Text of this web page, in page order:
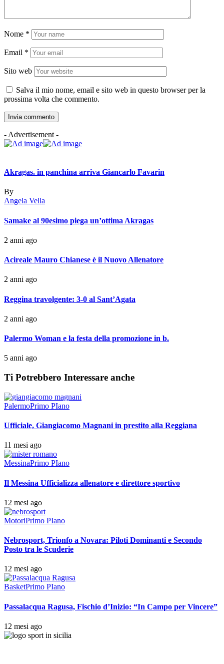
Nome *
Email *
Sito web
Salva il mio nome, email e sito web in questo browser per la
prossima volta che commento.
- Advertisement -
Akragas. in panchina arriva Giancarlo Favarin
By
Angela Vella
Samake al 90esimo piega un’ottima Akragas
2 anni ago
Acireale Mauro Chianese è il Nuovo Allenatore
2 anni ago
Reggina travolgente: 3-0 al Sant’Agata
2 anni ago
Palermo Woman e la festa della promozione in b.
5 anni ago
Ti Potrebbero Interessare anche
PalermoPrimo PIano
Ufficiale, Giangiacomo Magnani in prestito alla Reggiana
11 mesi ago
MessinaPrimo PIano
Il Messina Ufficializza allenatore e direttore sportivo
12 mesi ago
MotoriPrimo PIano
Nebrosport, Trionfo a Novara: Piloti Dominanti e Secondo
Posto tra le Scuderie
12 mesi ago
BasketPrimo PIano
Passalacqua Ragusa, Fischio d’Inizio: “In Campo per Vincere”
12 mesi ago